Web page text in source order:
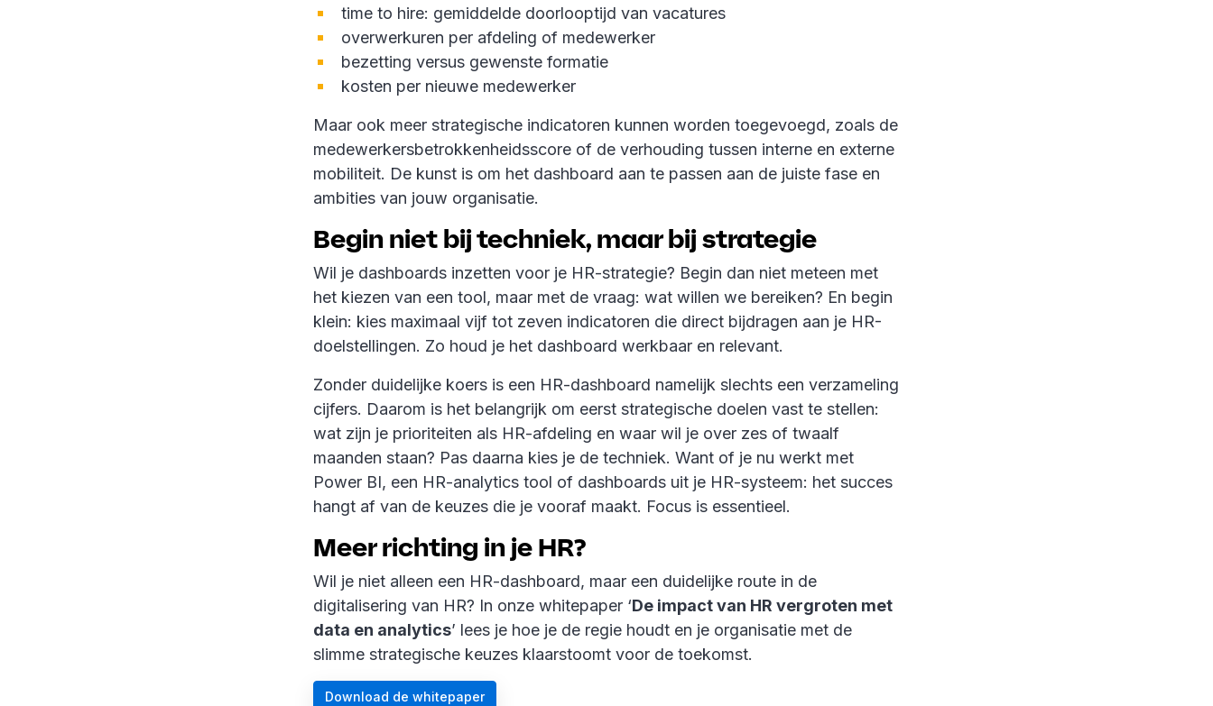
time to hire: gemiddelde doorlooptijd van vacatures
overwerkuren per afdeling of medewerker
bezetting versus gewenste formatie
kosten per nieuwe medewerker
Maar ook meer strategische indicatoren kunnen worden toegevoegd, zoals de
medewerkersbetrokkenheidsscore of de verhouding tussen interne en externe
mobiliteit. De kunst is om het dashboard aan te passen aan de juiste fase en
ambities van jouw organisatie.
Begin niet bij techniek, maar bij strategie
Wil je dashboards inzetten voor je HR-strategie? Begin dan niet meteen met
het kiezen van een tool, maar met de vraag: wat willen we bereiken? En begin
klein: kies maximaal vijf tot zeven indicatoren die direct bijdragen aan je HR-
doelstellingen. Zo houd je het dashboard werkbaar en relevant.
Zonder duidelijke koers is een HR-dashboard namelijk slechts een verzameling
cijfers. Daarom is het belangrijk om eerst strategische doelen vast te stellen:
wat zijn je prioriteiten als HR-afdeling en waar wil je over zes of twaalf
maanden staan? Pas daarna kies je de techniek. Want of je nu werkt met
Power BI, een HR-analytics tool of dashboards uit je HR-systeem: het succes
hangt af van de keuzes die je vooraf maakt. Focus is essentieel.
Meer richting in je HR?
Wil je niet alleen een HR-dashboard, maar een duidelijke route in de
digitalisering van HR? In onze whitepaper ‘De impact van HR vergroten met
data en analytics’ lees je hoe je de regie houdt en je organisatie met de
slimme strategische keuzes klaarstoomt voor de toekomst.
Download de whitepaper